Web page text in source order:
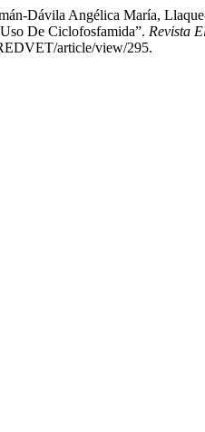
Dávila Angélica María,
De Ciclofosfamida”. Revista
article/view/295.